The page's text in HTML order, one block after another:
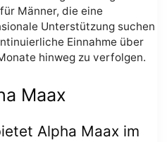
Männer, die eine
Unterstützung suchen
Einnahme über
hinweg zu verfolgen.
Maax
Alpha Maax im